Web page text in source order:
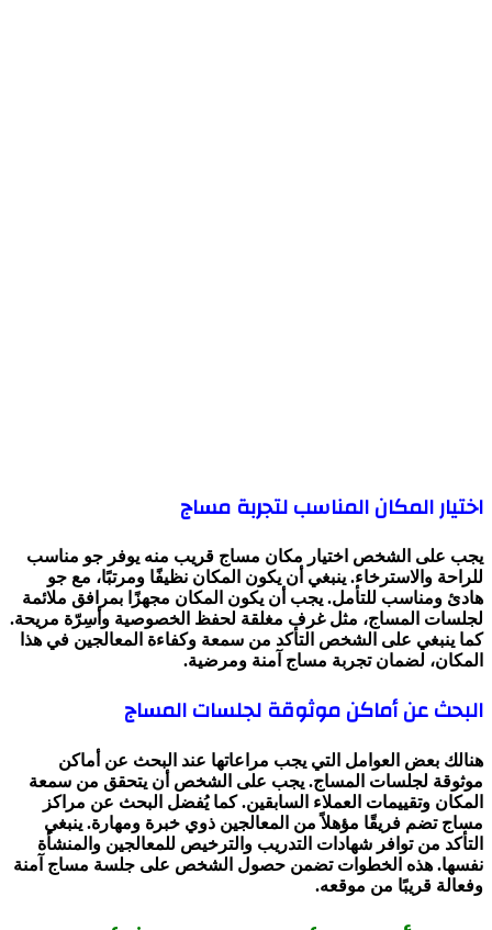
اختيار المكان المناسب لتجربة مساج
يجب على الشخص اختيار مكان مساج قريب منه يوفر جو مناسب
للراحة والاسترخاء. ينبغي أن يكون المكان نظيفًا ومرتبًا، مع جو
هادئ ومناسب للتأمل. يجب أن يكون المكان مجهزًا بمرافق ملائمة
لجلسات المساج، مثل غرف مغلقة لحفظ الخصوصية وأسِرّة مريحة.
كما ينبغي على الشخص التأكد من سمعة وكفاءة المعالجين في هذا
المكان، لضمان تجربة مساج آمنة ومرضية.
البحث عن أماكن موثوقة لجلسات المساج
هنالك بعض العوامل التي يجب مراعاتها عند البحث عن أماكن
موثوقة لجلسات المساج. يجب على الشخص أن يتحقق من سمعة
المكان وتقييمات العملاء السابقين. كما يُفضل البحث عن مراكز
مساج تضم فريقًا مؤهلاً من المعالجين ذوي خبرة ومهارة. ينبغي
التأكد من توافر شهادات التدريب والترخيص للمعالجين والمنشأة
نفسها. هذه الخطوات تضمن حصول الشخص على جلسة مساج آمنة
وفعالة قريبًا من موقعه.